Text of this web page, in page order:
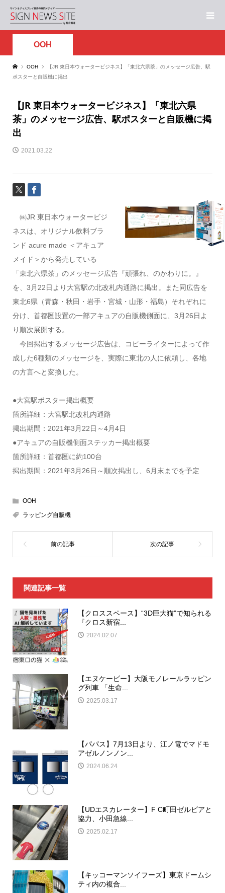
OOH
OOH
【JR 東日本ウォータービジネス】「東北六県茶」のメッセージ広告、駅
ポスターと自販機に掲出
【JR 東日本ウォータービジネス】「東北六県
茶」のメッセージ広告、駅ポスターと自販機に掲
出
2021.03.22
㈱JR 東日本ウォータービジ
ネスは、オリジナル飲料ブラ
ンド acure made ＜アキュア
メイド＞から発売している
「東北六県茶」のメッセージ広告『頑張れ、のかわりに。』
を、3月22日より大宮駅の北改札内通路に掲出。また同広告を
東北6県（青森・秋田・岩手・宮城・山形・福島）それぞれに
分け、首都圏設置の一部アキュアの自販機側面に、3月26日よ
り順次展開する。
今回掲出するメッセージ広告は、コピーライターによって作
成した6種類のメッセージを、実際に東北の人に依頼し、各地
の方言へと変換した。
●大宮駅ポスター掲出概要
箇所詳細：大宮駅北改札内通路
掲出期間：2021年3月22日～4月4日
●アキュアの自販機側面ステッカー掲出概要
箇所詳細：首都圏に約100台
掲出期間：2021年3月26日～順次掲出し、6月末までを予定
OOH
ラッピング自販機
関連記事一覧
【クロススペース】“3D巨大猫”で知られる
『クロス新宿...
2024.02.07
【エヌケービー】大阪モノレールラッピン
グ列車 「生命...
2025.03.17
【パパス】7月13日より、江ノ電でマドモ
アゼルノンノン...
2024.06.24
【UDエスカレーター】F C町田ゼルビアと
協力、小田急線...
2025.02.17
【キッコーマンソイフーズ】東京ドームシ
ティ内の複合...